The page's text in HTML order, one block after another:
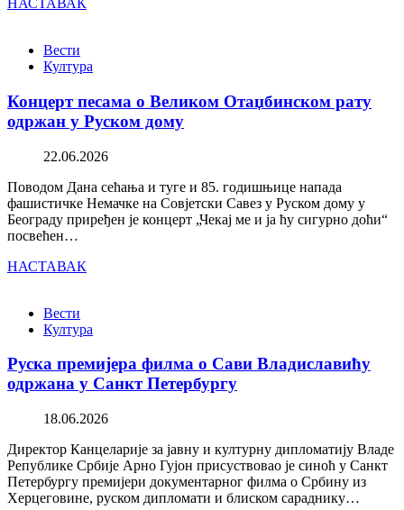
НАСТАВАК
Вести
Култура
Концерт песама о Великом Отаџбинском рату
одржан у Руском дому
22.06.2026
Поводом Дана сећања и туге и 85. годишњице напада
фашистичке Немачке на Совјетски Савез у Руском дому у
Београду приређен је концерт „Чекај ме и ја ћу сигурно доћи“
посвећен…
НАСТАВАК
Вести
Култура
Руска премијера филма о Сави Владиславићу
одржана у Санкт Петербургу
18.06.2026
Директор Канцеларије за јавну и културну дипломатију Владе
Републике Србије Арно Гујон присуствовао је синоћ у Санкт
Петербургу премијери документарног филма о Србину из
Херцеговине, руском дипломати и блиском сараднику…